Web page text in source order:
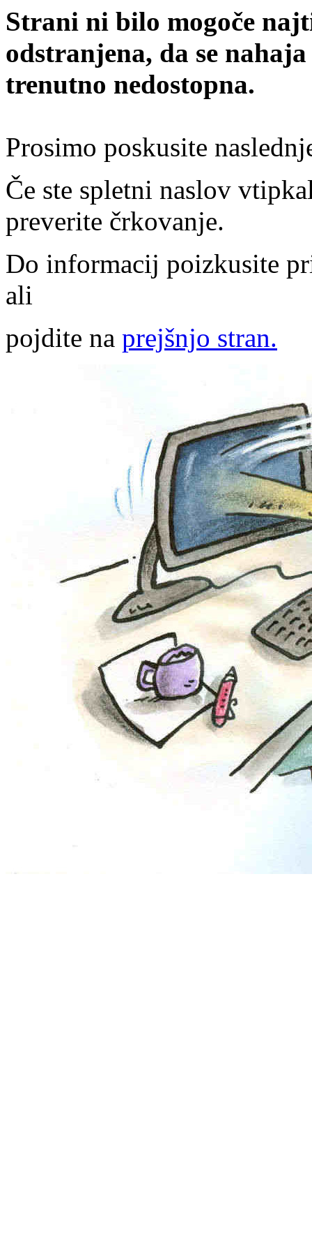
Strani ni bilo mogoče
odstranjena, da se
trenutno nedostopna.
Prosimo poskusite
Če ste spletni naslov
preverite črkovanje.
Do informacij poizkusite
ali
pojdite na prejšnjo stran.